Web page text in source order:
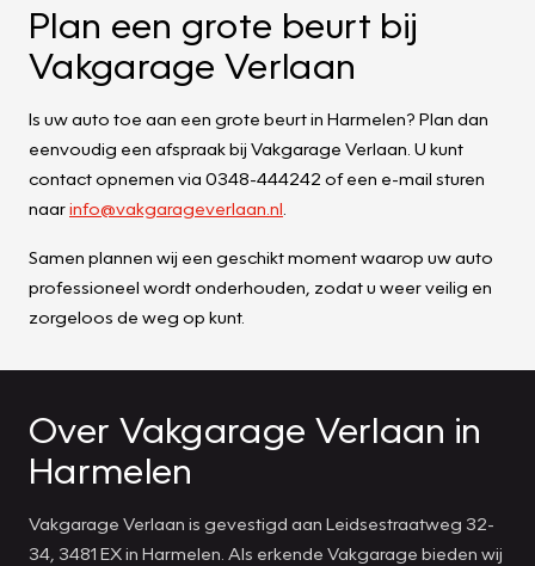
Plan een grote beurt bij
Vakgarage Verlaan
Is uw auto toe aan een grote beurt in Harmelen? Plan dan
eenvoudig een afspraak bij Vakgarage Verlaan. U kunt
contact opnemen via 0348-444242 of een e-mail sturen
naarinfo@vakgarageverlaan.nl
Samen plannen wij een geschikt moment waarop uw auto
professioneel wordt onderhouden, zodat u weer veilig en
zorgeloos de weg op kunt.
Over Vakgarage Verlaan in
Harmelen
Vakgarage Verlaan is gevestigd aan Leidsestraatweg 32-
34, 3481 EX in Harmelen. Als erkende Vakgarage bieden wij